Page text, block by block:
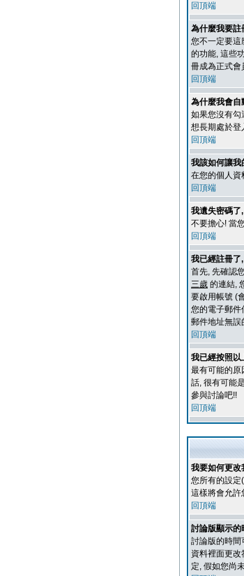
回頂端
為什麼我要註
您不一定要這
的功能, 這些
冊成為正式會
回頂端
為什麼我會自
如果您沒有勾
想長期處於登
回頂端
我該如何讓我
在您的個人資
回頂端
我遺失密碼了
不要擔心! 當
回頂端
我已經註冊了
首先, 先確認
三歲 的連結,
要啟用帳號 (
您的電子郵件
郵件地址無誤
回頂端
我已經按照以
最有可能的原
話, 很有可能
參與討論吧!!
回頂端
我要如何更改
您所有的設定
這樣將會允許
回頂端
討論版顯示的
討論版的時間
資料裡面更
定, 假如您尚